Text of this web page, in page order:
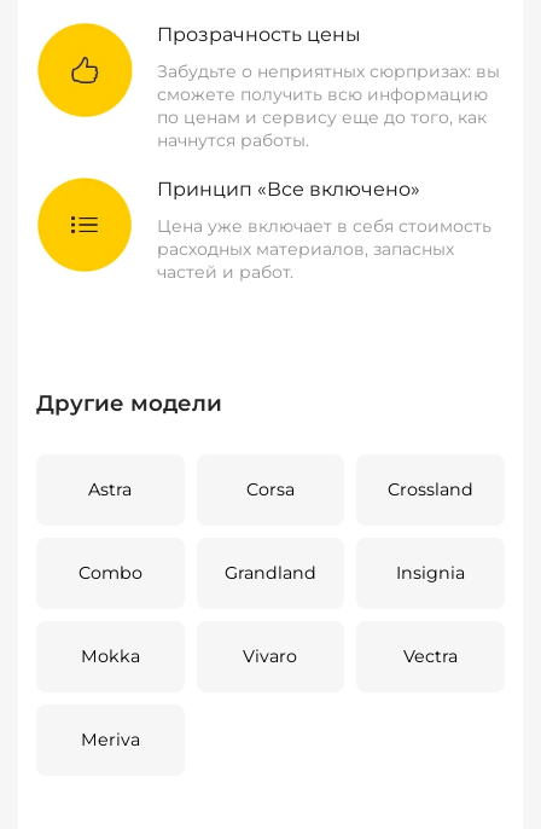
Прозрачность цены
Забудьте о неприятных сюрпризах: вы
сможете получить всю информацию
по ценам и сервису еще до того, как
начнутся работы.
Принцип «Все включено»
Цена уже включает в себя стоимость
расходных материалов, запасных
частей и работ.
Другие модели
Astra Corsa Crossland
Combo Grandland Insignia
Mokka Vivaro Vectra
Meriva